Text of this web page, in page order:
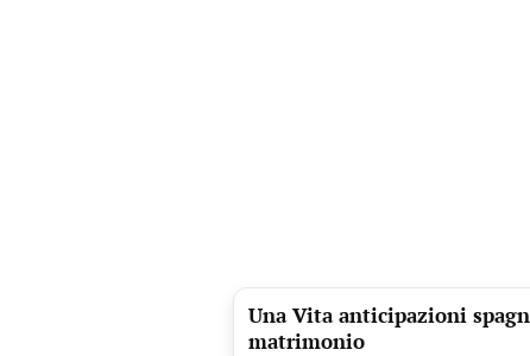
Una Vita anticipazioni
matrimonio